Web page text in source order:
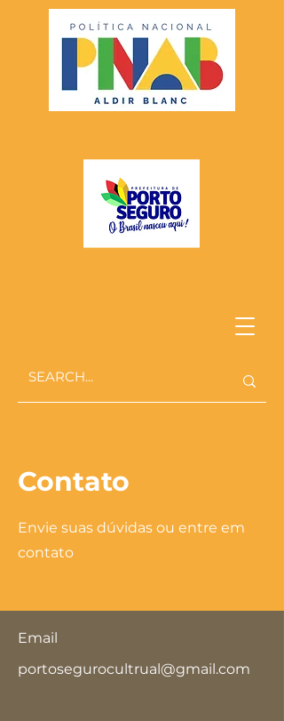
Contato
Envie suas dúvidas ou entre em
contato
Email
portosegurocultrual@gmail.com